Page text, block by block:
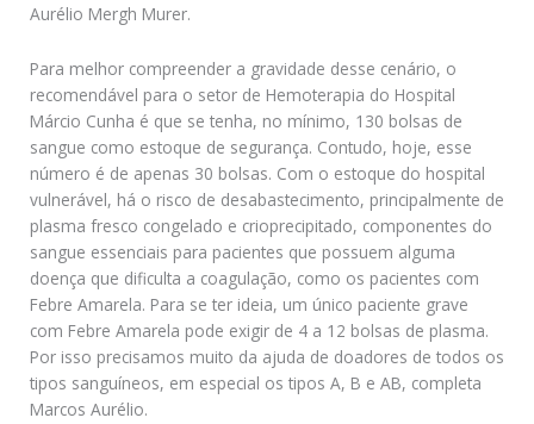
Aurélio Mergh Murer.
Para melhor compreender a gravidade desse cenário, o
recomendável para o setor de Hemoterapia do Hospital
Márcio Cunha é que se tenha, no mínimo, 130 bolsas de
sangue como estoque de segurança. Contudo, hoje, esse
número é de apenas 30 bolsas. Com o estoque do hospital
vulnerável, há o risco de desabastecimento, principalmente de
plasma fresco congelado e crioprecipitado, componentes do
sangue essenciais para pacientes que possuem alguma
doença que dificulta a coagulação, como os pacientes com
Febre Amarela. Para se ter ideia, um único paciente grave
com Febre Amarela pode exigir de 4 a 12 bolsas de plasma.
Por isso precisamos muito da ajuda de doadores de todos os
tipos sanguíneos, em especial os tipos A, B e AB, completa
Marcos Aurélio.